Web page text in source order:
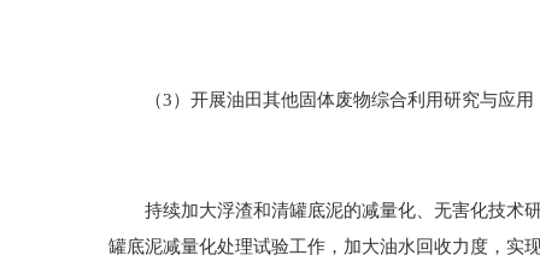
（3）开展油田其他固体废物综合利用研究与应用
持续加大浮渣和清罐底泥的减量化、无害化技术研
罐底泥减量化处理试验工作，加大油水回收力度，实